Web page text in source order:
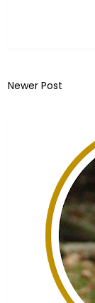
Newer Post